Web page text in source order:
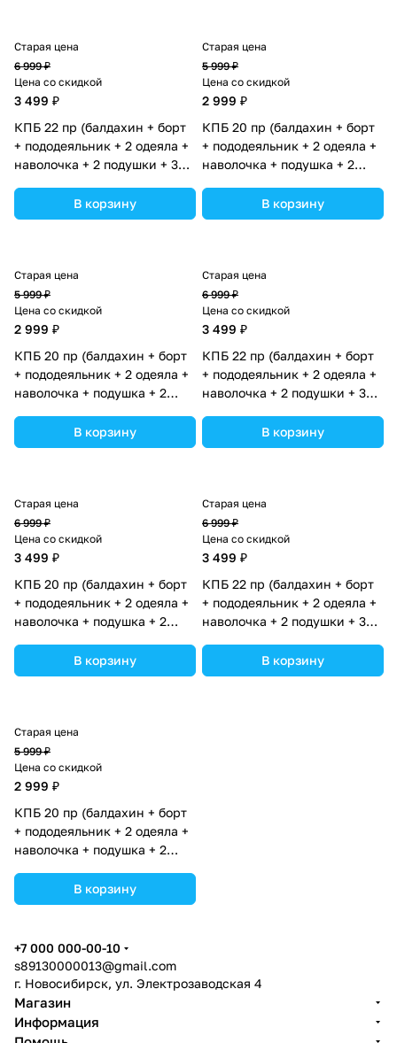
Старая цена
6 999 ₽
Цена со скидкой
3 499 ₽
КПБ 22 пр (балдахин + борт
+ пододеяльник + 2 одеяла +
наволочка + 2 подушки + 3
О-1_04) цвета в
ассортименте.
В корзину
Старая цена
5 999 ₽
Цена со скидкой
2 999 ₽
КПБ 20 пр (балдахин + борт
+ пододеяльник + 2 одеяла +
наволочка + подушка + 2
(№1149-О-1_07) цвета в
ассортименте.
В корзину
Старая цена
5 999 ₽
Цена со скидкой
2 999 ₽
КПБ 20 пр (балдахин + борт
+ пододеяльник + 2 одеяла +
наволочка + подушка + 2
(№1149-О-1_02) цвета в
ассортименте.
В корзину
Старая цена
6 999 ₽
Цена со скидкой
3 499 ₽
КПБ 22 пр (балдахин + борт
+ пододеяльник + 2 одеяла +
наволочка + 2 подушки + 3
О-1_03) цвета в
ассортименте.
В корзину
Старая цена
6 999 ₽
Цена со скидкой
3 499 ₽
КПБ 20 пр (балдахин + борт
+ пододеяльник + 2 одеяла +
наволочка + подушка + 2
(№1152-О-1) цвета в
ассортименте.
В корзину
Старая цена
6 999 ₽
Цена со скидкой
3 499 ₽
КПБ 22 пр (балдахин + борт
+ пододеяльник + 2 одеяла +
наволочка + 2 подушки + 3
О-1_02) цвета в
ассортименте.
В корзину
Старая цена
5 999 ₽
Цена со скидкой
2 999 ₽
КПБ 20 пр (балдахин + борт
+ пододеяльник + 2 одеяла +
наволочка + подушка + 2
(№1149-О-1_08) цвета в
ассортименте.
В корзину
+7 000 000-00-10
s89130000013@gmail.com
г. Новосибирск, ул. Электрозаводская 4
Магазин
Информация